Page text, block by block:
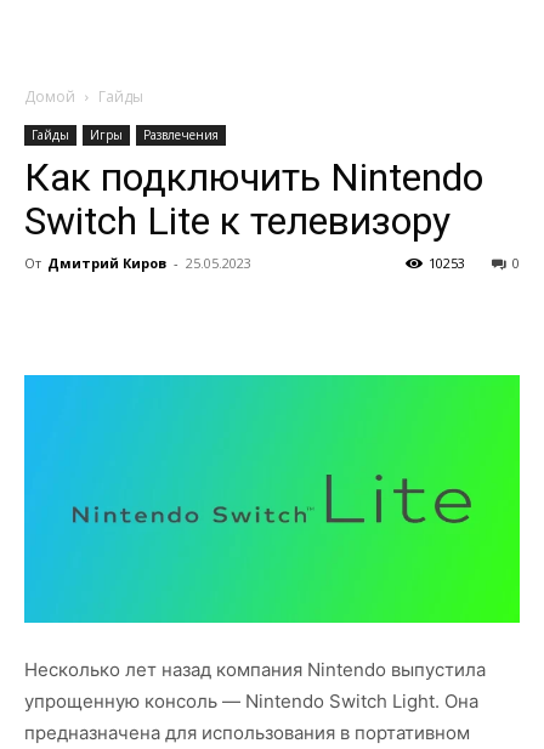
Домой Гайды
Гайды Игры Развлечения
Как подключить Nintendo
Switch Lite к телевизору
От Дмитрий Киров - 25.05.2023 0
10253
Несколько лет назад компания Nintendo выпустила
упрощенную консоль — Nintendo Switch Light. Она
предназначена для использования в портативном